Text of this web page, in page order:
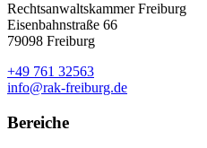
Rechtsanwaltskammer Freiburg
Eisenbahnstraße 66
79098 Freiburg
+49 761 32563
info@rak-freiburg.de
Bereiche